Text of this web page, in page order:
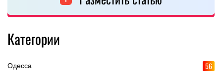
Категории
Одесса 56